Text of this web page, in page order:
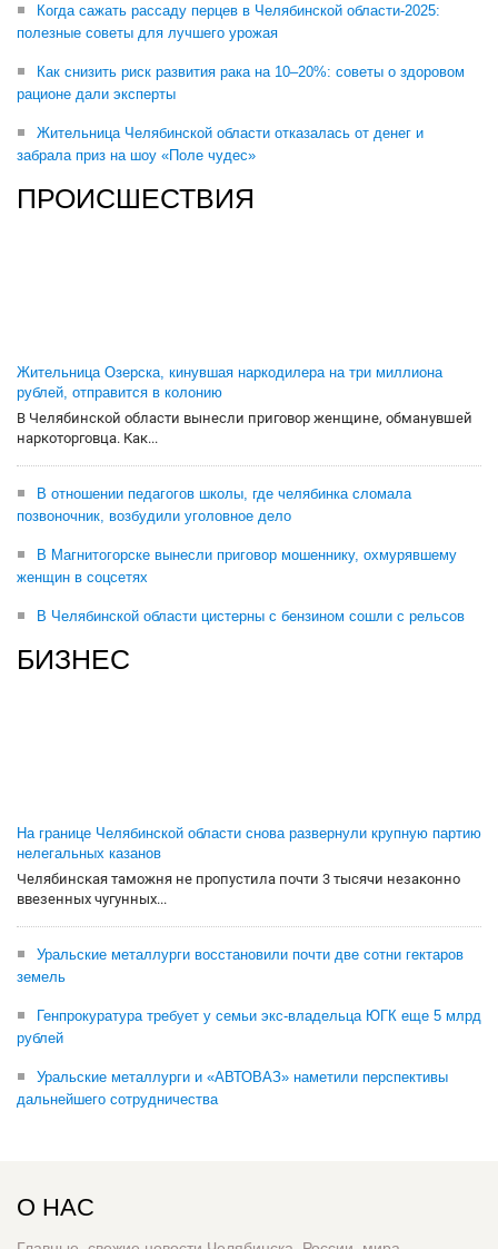
Когда сажать рассаду перцев в Челябинской области-2025:
полезные советы для лучшего урожая
Как снизить риск развития рака на 10–20%: советы о здоровом
рационе дали эксперты
Жительница Челябинской области отказалась от денег и
забрала приз на шоу «Поле чудес»
ПРОИСШЕСТВИЯ
Жительница Озерска, кинувшая наркодилера на три миллиона
рублей, отправится в колонию
В Челябинской области вынесли приговор женщине, обманувшей
наркоторговца. Как...
В отношении педагогов школы, где челябинка сломала
позвоночник, возбудили уголовное дело
В Магнитогорске вынесли приговор мошеннику, охмурявшему
женщин в соцсетях
В Челябинской области цистерны с бензином сошли с рельсов
БИЗНЕС
На границе Челябинской области снова развернули крупную партию
нелегальных казанов
Челябинская таможня не пропустила почти 3 тысячи незаконно
ввезенных чугунных...
Уральские металлурги восстановили почти две сотни гектаров
земель
Генпрокуратура требует у семьи экс-владельца ЮГК еще 5 млрд
рублей
Уральские металлурги и «АВТОВАЗ» наметили перспективы
дальнейшего сотрудничества
О НАС